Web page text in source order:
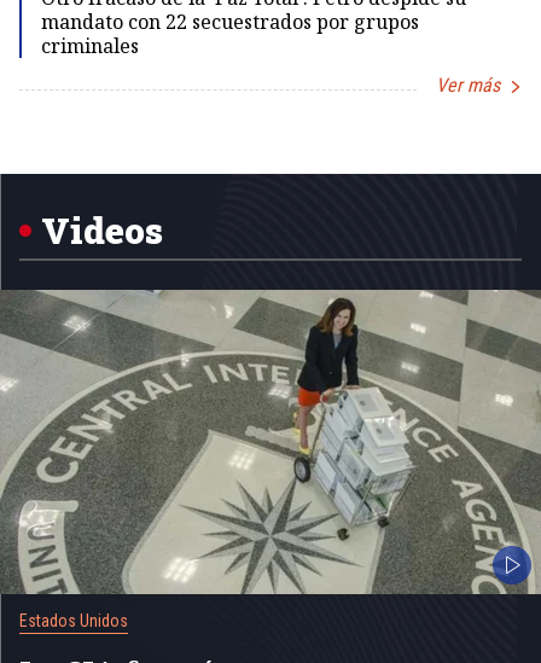
mandato con 22 secuestrados por grupos
criminales
Ver más
5
Videos
Estados Unidos